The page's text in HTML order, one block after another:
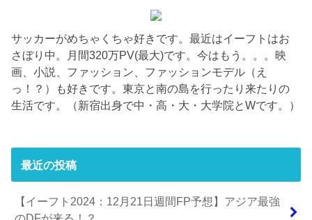
サッカーがめちゃくちゃ好きです。最近はイーフトはお
さぼり中。月間320万PV(最大)です。今はもう。。。映
画、小説、ファッション、ファッションモデル（え
っ！？）も好きです。東京と南の島を行ったり来たりの
生活です。（新宿出身で中・高・大・大学院とWです。）
最近の投稿
【イーフト2024：12月21日週間FP予想】アジア最強